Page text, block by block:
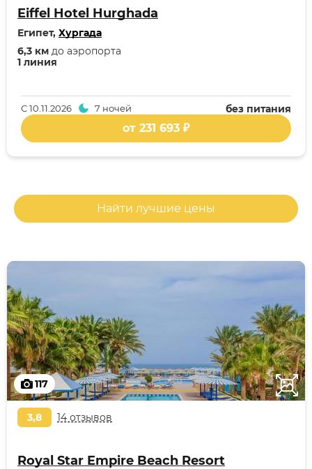
Eiffel Hotel Hurghada
Египет, Хургада
1 линия
6,3 км до аэропорта
без питания
С10.11.2026 7 ночей
от 231 693 ₽
Найти лучшие цены
117
3,8 14 отзывов
Royal Star Empire Beach Resort